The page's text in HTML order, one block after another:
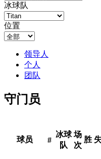
冰球队
位置
领导人
个人
团队
守门员
球员 #
冰球
队
场
次
胜